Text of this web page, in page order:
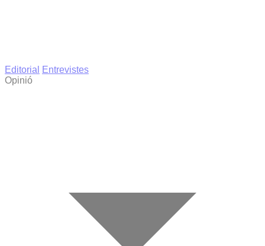
Editorial
Entrevistes
Opinió